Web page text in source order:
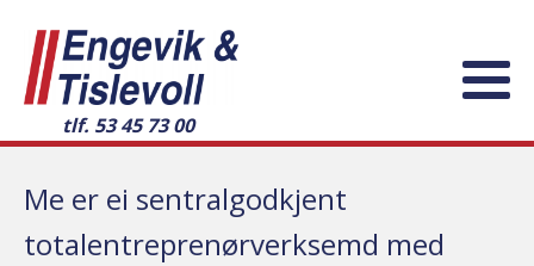
tlf. 53 45 73 00
Me er ei sentralgodkjent
totalentreprenørverksemd med